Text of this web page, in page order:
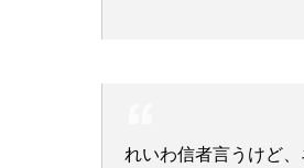
れいわ信者言うけど